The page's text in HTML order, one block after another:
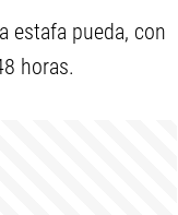
estafa pueda, con
horas.